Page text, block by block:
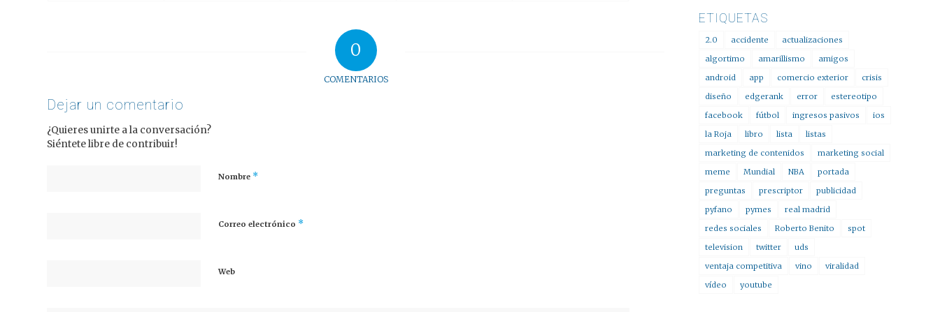
0
COMENTARIOS
Dejar un comentario
¿Quieres unirte a la conversación?
Siéntete libre de contribuir!
Nombre *
Correo electrónico *
Web
ETIQUETAS
2.0 accidente
actualizaciones
algortimo
amarillismo
amigos
android
app comercio exterior
crisis
diseño
edgerank error
estereotipo
facebook
fútbol ingresos pasivos
ios
la Roja
libro lista
listas
marketing de contenidos
marketing social
meme
Mundial NBA
portada
preguntas
prescriptor
publicidad
pyfano
pymes
real madrid
redes sociales
Roberto Benito
spot
television
twitter
uds
ventaja competitiva
vino
viralidad
vídeo
youtube